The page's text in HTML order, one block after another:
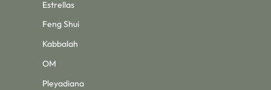
Estrellas
Feng Shui
Kabbalah
OM
Pleyadiana